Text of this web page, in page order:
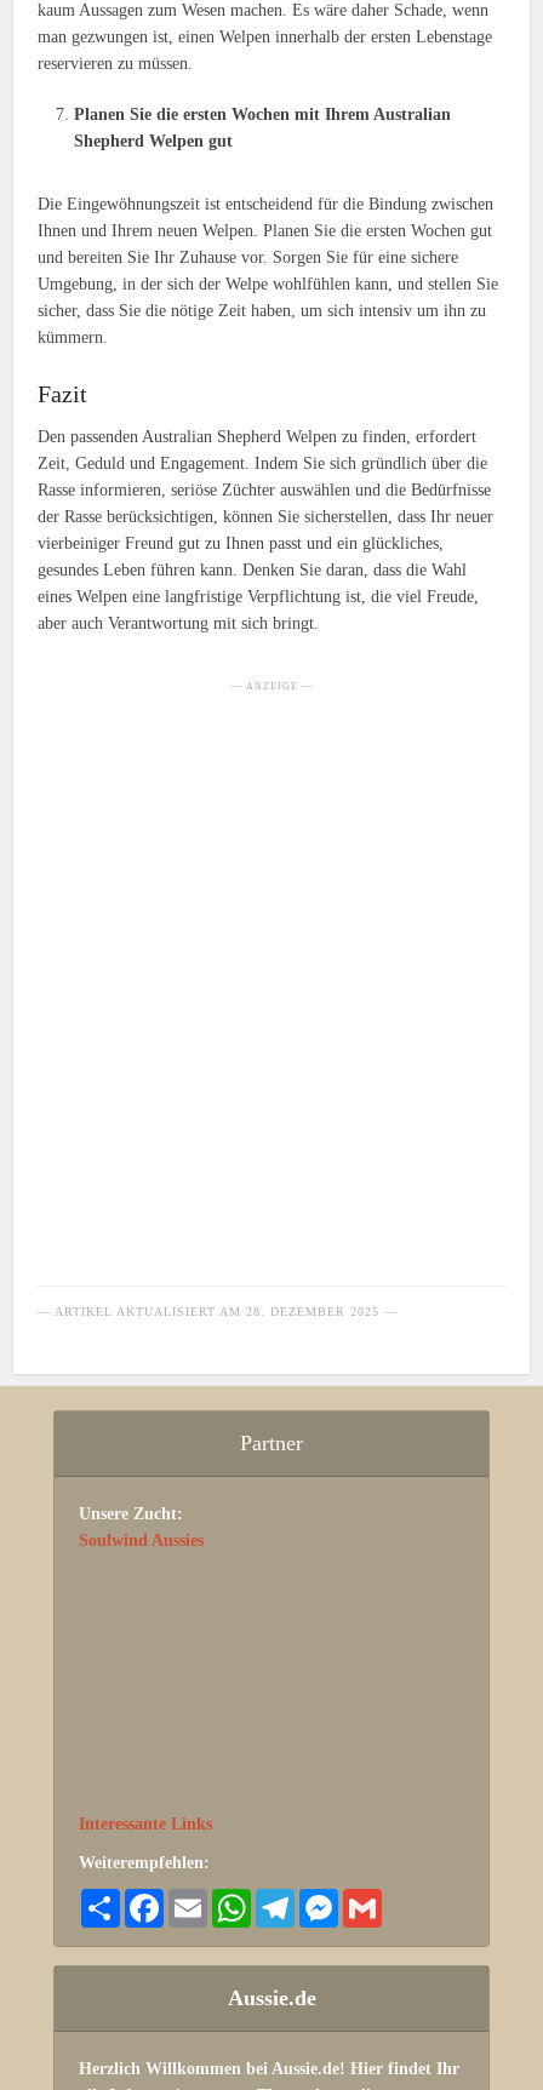
kaum Aussagen zum Wesen machen. Es wäre daher Schade, wenn
man gezwungen ist, einen Welpen innerhalb der ersten Lebenstage
reservieren zu müssen.
Planen Sie die ersten Wochen mit Ihrem Australian
Shepherd Welpen gut
Die Eingewöhnungszeit ist entscheidend für die Bindung zwischen
Ihnen und Ihrem neuen Welpen. Planen Sie die ersten Wochen gut
und bereiten Sie Ihr Zuhause vor. Sorgen Sie für eine sichere
Umgebung, in der sich der Welpe wohlfühlen kann, und stellen Sie
sicher, dass Sie die nötige Zeit haben, um sich intensiv um ihn zu
kümmern.
Fazit
Den passenden Australian Shepherd Welpen zu finden, erfordert
Zeit, Geduld und Engagement. Indem Sie sich gründlich über die
Rasse informieren, seriöse Züchter auswählen und die Bedürfnisse
der Rasse berücksichtigen, können Sie sicherstellen, dass Ihr neuer
vierbeiniger Freund gut zu Ihnen passt und ein glückliches,
gesundes Leben führen kann. Denken Sie daran, dass die Wahl
eines Welpen eine langfristige Verpflichtung ist, die viel Freude,
aber auch Verantwortung mit sich bringt.
— ANZEIGE —
— ARTIKEL AKTUALISIERT AM28. DEZEMBER 2025 —
Partner
Unsere Zucht:
Soulwind Aussies
Interessante Links
Weiterempfehlen:
Share
FacebookEmail WhatsAppTelegramMessenger
Aussie.de
Herzlich Willkommen bei Aussie.de! Hier findet Ihr